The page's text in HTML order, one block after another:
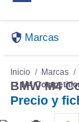
Marcas
Inicio Marcas
M4
BMW M4
Precio y